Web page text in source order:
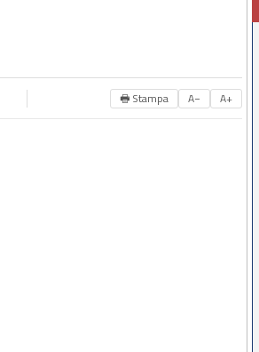
🖶 Stampa A− A+